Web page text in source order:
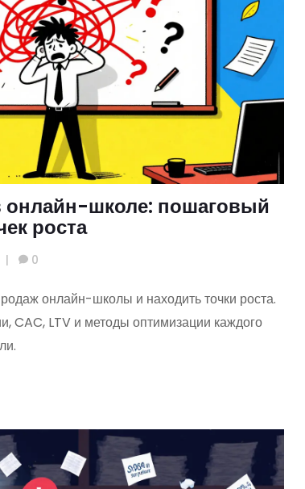
онлайн-школе: пошаговый
роста
| 0
онлайн-школы и находить точки роста.
CAC, LTV и методы оптимизации каждого